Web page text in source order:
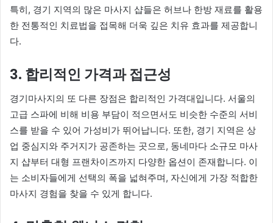
특히, 경기 지역의 많은 마사지 샵들은 허브나 한방 재료를 활용
한 전통적인 치료법을 접목해 더욱 깊은 치유 효과를 제공합니
다.
3. 합리적인 가격과 접근성
경기마사지의 또 다른 장점은 합리적인 가격대입니다. 서울의
고급 스파에 비해 비용 부담이 적으면서도 비슷한 수준의 서비
스를 받을 수 있어 가성비가 뛰어납니다. 또한, 경기 지역은 상
업 중심지와 주거지가 공존하는 곳으로, 동네마다 소규모 마사
지 샵부터 대형 프랜차이즈까지 다양한 옵션이 존재합니다. 이
는 소비자들에게 선택의 폭을 넓혀주며, 자신에게 가장 적합한
마사지 경험을 찾을 수 있게 합니다.